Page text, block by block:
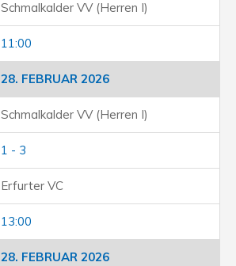
Schmalkalder VV (Herren I)
11:00
28. FEBRUAR 2026
Schmalkalder VV (Herren I)
1 - 3
Erfurter VC
13:00
28. FEBRUAR 2026